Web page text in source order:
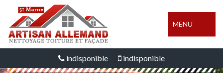
MENU
indisponible indisponible